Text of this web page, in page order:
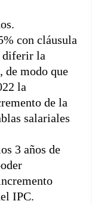
con cláusula
diferir la
de modo que
la
de la
salariales
3 años de
IPC.